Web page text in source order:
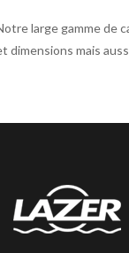
large gamme de
dimensions mais